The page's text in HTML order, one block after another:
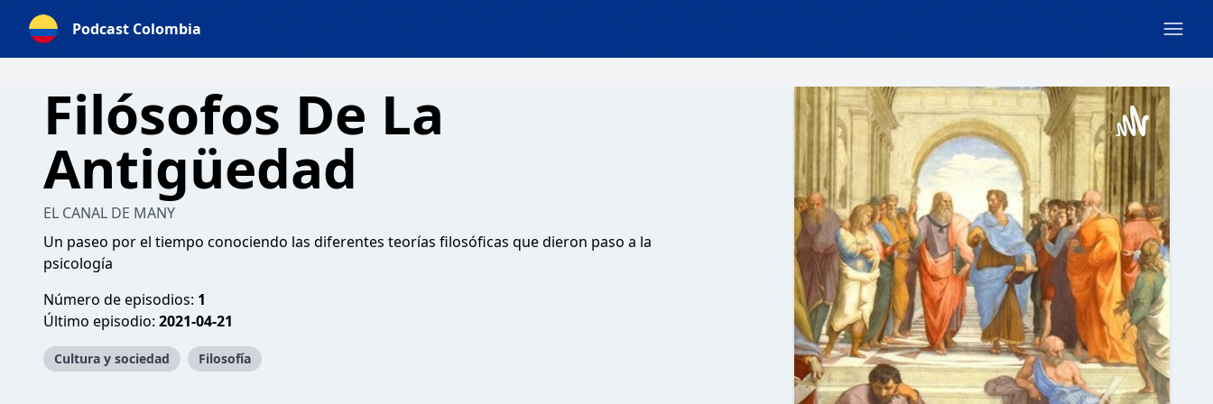
Podcast Colombia
Filósofos De La
Antigüedad
EL CANAL DE MANY
Un paseo por el tiempo conociendo las diferentes teorías filosóficas que dieron paso a la
psicología
Número de episodios: 1
Último episodio: 2021-04-21
Cultura y sociedad Filosofía